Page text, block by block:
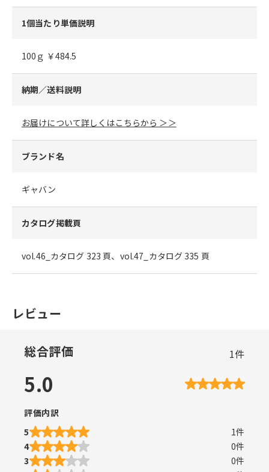
1個当たり単価説明
100ｇ ￥484.5
納期／送料説明
お届けについて詳しくはこちらから ＞＞
ブランド名
ギャバン
カタログ掲載頁
vol.46_カタログ 323 頁、vol.47_カタログ 335 頁
レビュー
総合評価 1件
5.0
評価内訳
5
1件
4
0件
3
0件